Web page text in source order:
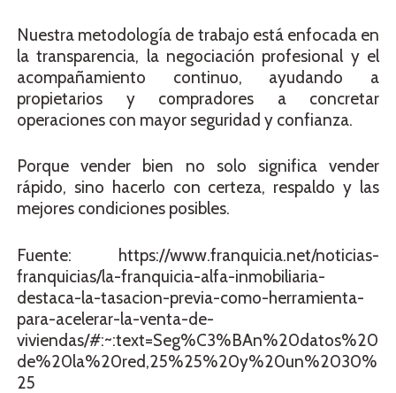
Nuestra metodología de trabajo está enfocada en
la transparencia, la negociación profesional y el
acompañamiento continuo, ayudando a
propietarios y compradores a concretar
operaciones con mayor seguridad y confianza.
Porque vender bien no solo significa vender
rápido, sino hacerlo con certeza, respaldo y las
mejores condiciones posibles.
Fuente: https://www.franquicia.net/noticias-
franquicias/la-franquicia-alfa-inmobiliaria-
destaca-la-tasacion-previa-como-herramienta-
para-acelerar-la-venta-de-
viviendas/#:~:text=Seg%C3%BAn%20datos%20
de%20la%20red,25%25%20y%20un%2030%
25